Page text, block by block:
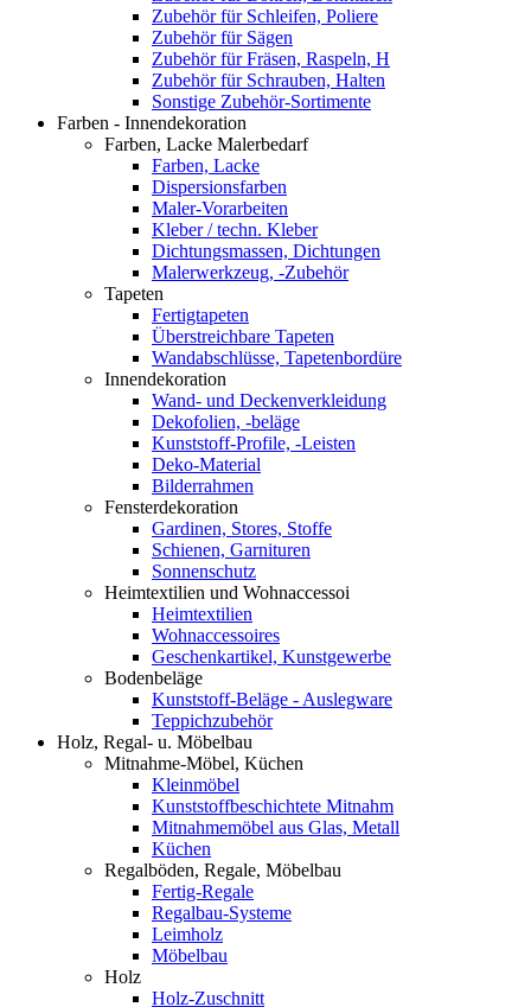
Zubehör für Schleifen, Poliere
Zubehör für Sägen
Zubehör für Fräsen, Raspeln, H
Zubehör für Schrauben, Halten
Sonstige Zubehör-Sortimente
Farben - Innendekoration
Farben, Lacke Malerbedarf
Farben, Lacke
Dispersionsfarben
Maler-Vorarbeiten
Kleber / techn. Kleber
Dichtungsmassen, Dichtungen
Malerwerkzeug, -Zubehör
Tapeten
Fertigtapeten
Überstreichbare Tapeten
Wandabschlüsse, Tapetenbordüre
Innendekoration
Wand- und Deckenverkleidung
Dekofolien, -beläge
Kunststoff-Profile, -Leisten
Deko-Material
Bilderrahmen
Fensterdekoration
Gardinen, Stores, Stoffe
Schienen, Garnituren
Sonnenschutz
Heimtextilien und Wohnaccessoi
Heimtextilien
Wohnaccessoires
Geschenkartikel, Kunstgewerbe
Bodenbeläge
Kunststoff-Beläge - Auslegware
Teppichzubehör
Holz, Regal- u. Möbelbau
Mitnahme-Möbel, Küchen
Kleinmöbel
Kunststoffbeschichtete Mitnahm
Mitnahmemöbel aus Glas, Metall
Küchen
Regalböden, Regale, Möbelbau
Fertig-Regale
Regalbau-Systeme
Leimholz
Möbelbau
Holz
Holz-Zuschnitt